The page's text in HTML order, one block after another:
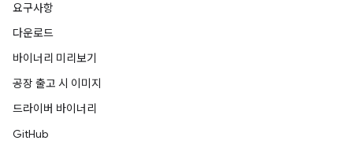
요구사항
다운로드
바이너리 미리보기
공장 출고 시 이미지
드라이버 바이너리
GitHub